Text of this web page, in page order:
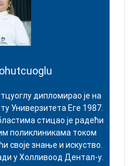
дипломирао је на
Универзитета Еге 1987.
стицао је радећи
поликлиникама током
своје знање и искуство.
у Холливоод Дентал-у.